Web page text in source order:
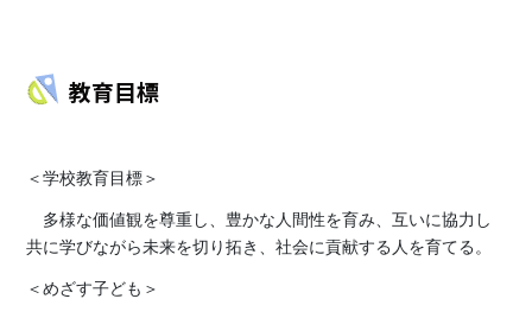
教育目標
＜学校教育目標＞
多様な価値観を尊重し、豊かな人間性を育み、互いに協力し
共に学びながら未来を切り拓き、社会に貢献する人を育てる。
＜めざす子ども＞